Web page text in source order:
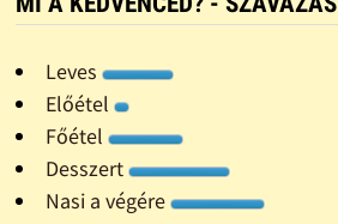
Leves
Előétel
Főétel
Desszert
Nasi a végére